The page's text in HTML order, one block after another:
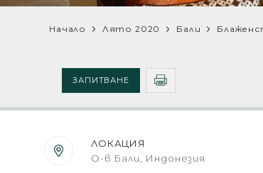
Начало Лято 2020 Бали
ЗАПИТВАНЕ
ЛОКАЦИЯ
О-в Бали, Индонезия